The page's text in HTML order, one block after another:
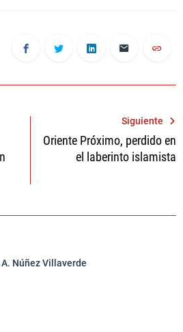
Siguiente
Oriente Próximo, perdido en
el laberinto islamista
Núñez Villaverde